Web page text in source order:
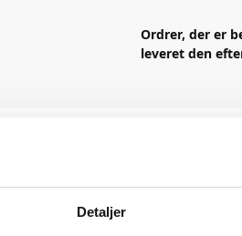
Detaljer
Ordrer, der er
leveret den